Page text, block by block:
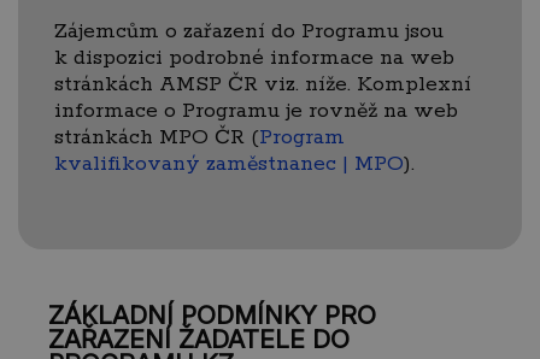
Zájemcům o zařazení do Programu jsou
k dispozici podrobné informace na web
stránkách AMSP ČR viz. níže. Komplexní
informace o Programu je rovněž na web
stránkách MPO ČR (Program
kvalifikovaný zaměstnanec | MPO).
ZÁKLADNÍ PODMÍNKY PRO
ZAŘAZENÍ ŽADATELE DO